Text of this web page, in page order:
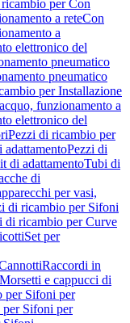
per Con
a reteCon
a
elettronico del
pneumatico
pneumatico
per Installazione
funzionamento a
elettronico del
Pezzi di ricambio per
Pezzi di
di adattamentoTubi di
di
per vasi,
di ricambio per Sifoni
di ricambio per Curve
Set per
Raccordi in
Morsetti e cappucci di
per Sifoni per
Sifoni per